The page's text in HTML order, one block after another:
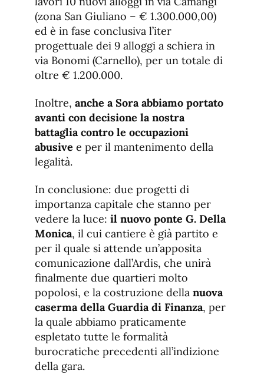
(zona San Giuliano – € 1.300.000,00)
ed è in fase conclusiva l’iter
progettuale dei 9 alloggi a schiera in
via Bonomi (Carnello), per un totale di
oltre € 1.200.000.
Inoltre, anche a Sora abbiamo portato
avanti con decisione la nostra
battaglia contro le occupazioni
abusive e per il mantenimento della
legalità.
In conclusione: due progetti di
importanza capitale che stanno per
vedere la luce: il nuovo ponte G. Della
Monica, il cui cantiere è già partito e
per il quale si attende un’apposita
comunicazione dall’Ardis, che unirà
finalmente due quartieri molto
popolosi, e la costruzione della nuova
caserma della Guardia di Finanza, per
la quale abbiamo praticamente
espletato tutte le formalità
burocratiche precedenti all’indizione
della gara.